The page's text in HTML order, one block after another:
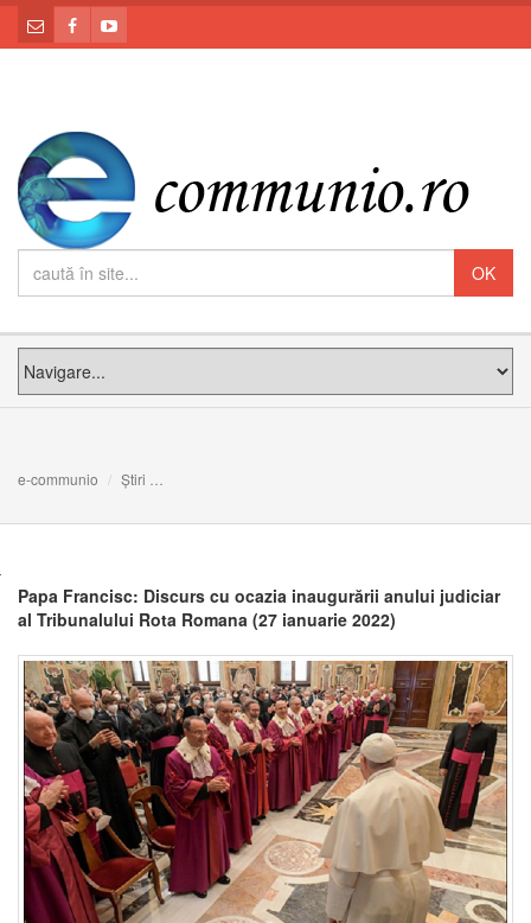
e-communio Știri
Papa Francisc: Discurs cu ocazia inaugurării anului judiciar
al Tribunalului Rota Romana (27 ianuarie 2022)